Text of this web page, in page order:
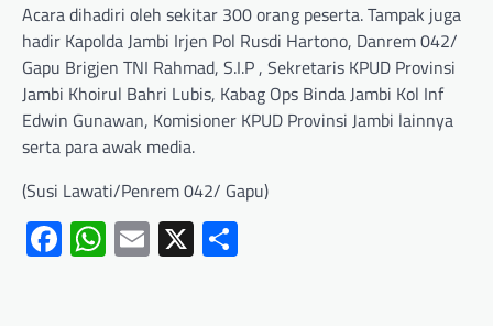
Acara dihadiri oleh sekitar 300 orang peserta. Tampak juga
hadir Kapolda Jambi Irjen Pol Rusdi Hartono, Danrem 042/
Gapu Brigjen TNI Rahmad, S.I.P , Sekretaris KPUD Provinsi
Jambi Khoirul Bahri Lubis, Kabag Ops Binda Jambi Kol Inf
Edwin Gunawan, Komisioner KPUD Provinsi Jambi lainnya
serta para awak media.
(Susi Lawati/Penrem 042/ Gapu)
Facebook
WhatsApp
Email
X